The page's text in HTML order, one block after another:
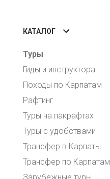
КАТАЛОГ
Туры
Гиды и инструктора
Походы по Карпатам
Рафтинг
Туры на пакрафтах
Туры с удобствами
Трансфер в Карпаты
Трансфер по Карпатам